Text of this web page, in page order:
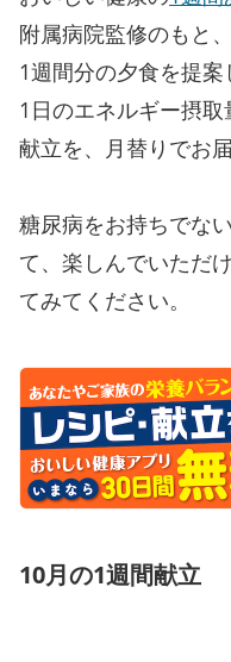
附属病院監修のもと
1週間分の夕食を提案
1日のエネルギー摂
献立を、月替りでお届
糖尿病をお持ちでな
て、楽しんでいただ
てみてください。
10月の1週間献立